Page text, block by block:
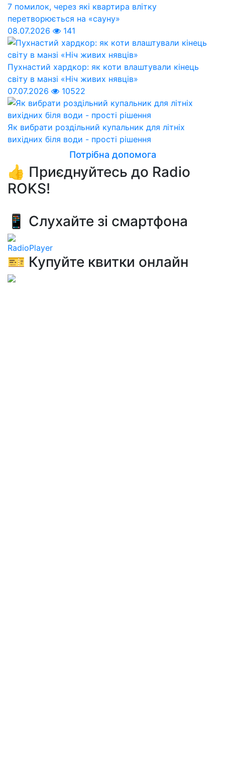
7 помилок, через які квартира влітку
перетворюється на «сауну»
08.07.2026
141
Пухнастий хардкор: як коти влаштували кінець
світу в манзі «Ніч живих нявців»
07.07.2026
10522
Як вибрати роздільний купальник для літніх
вихідних біля води - прості рішення
Потрібна допомога
👍 Приєднуйтесь до Radio
ROKS!
📱 Слухайте зі смартфона
RadioPlayer
🎫 Купуйте квитки онлайн